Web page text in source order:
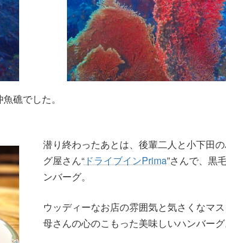
礁でした。
潜り終わったあとは、後輩二人と小下田
グ屋さん“ドライブインPrima”さんで、黒
ンバーグ。
ウッディーなお店の雰囲気と気さくなマ
母さんの心のこもった美味しいハンバーグ